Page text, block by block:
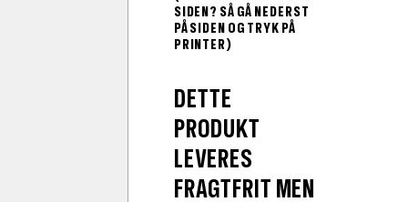
SIDEN? SÅ GÅ NEDERST
PÅ SIDEN OG TRYK PÅ
PRINTER)
DETTE
PRODUKT
LEVERES
FRAGTFRIT MEN